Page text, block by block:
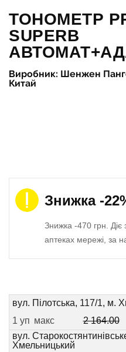
ТОНОМЕТР
SUPERB
Виробник: Шенжен
Китай
Знижка -
Знижка -470 грн. Діє
аптеках мережі, за
вул. Пілотська, 117/1, м.
1 уп макс 2 164.00
вул.
Хмельницький